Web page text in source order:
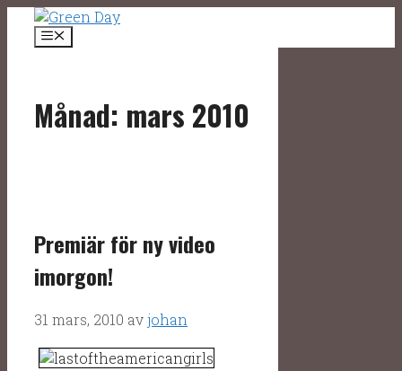
Hoppa
innehåll
Meny
Månad: mars 2010
Premiär för ny video
imorgon!
31 mars, 2010 avjohan